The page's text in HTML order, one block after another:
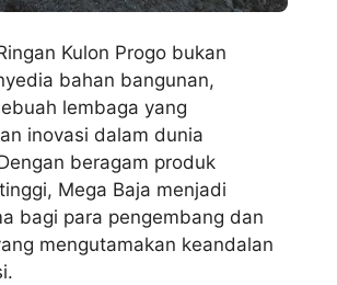
Kulon Progo bukan
bahan bangunan,
lembaga yang
inovasi dalam dunia
beragam produk
Mega Baja menjadi
bagi para pengembang dan
mengutamakan keandalan